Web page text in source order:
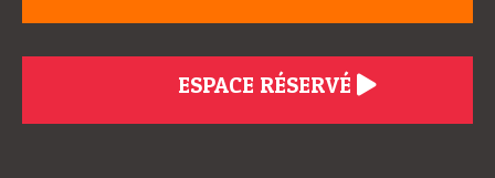
ESPACE RÉSERVÉ